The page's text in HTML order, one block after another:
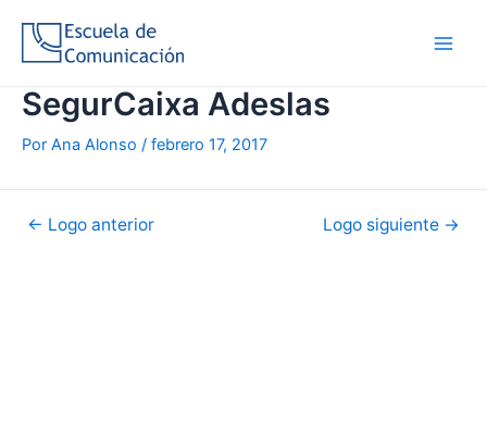
contenido
SegurCaixa Adeslas
Por Ana Alonso / febrero 17, 2017
Navegación
← Logo anterior Logo siguiente →